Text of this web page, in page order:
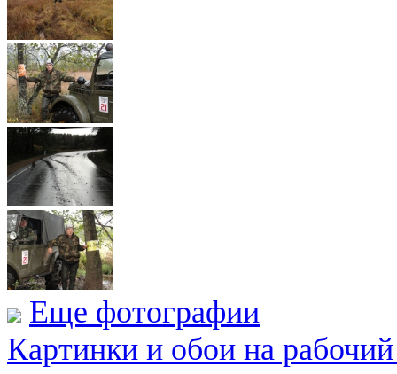
Еще фотографии
Картинки и обои на